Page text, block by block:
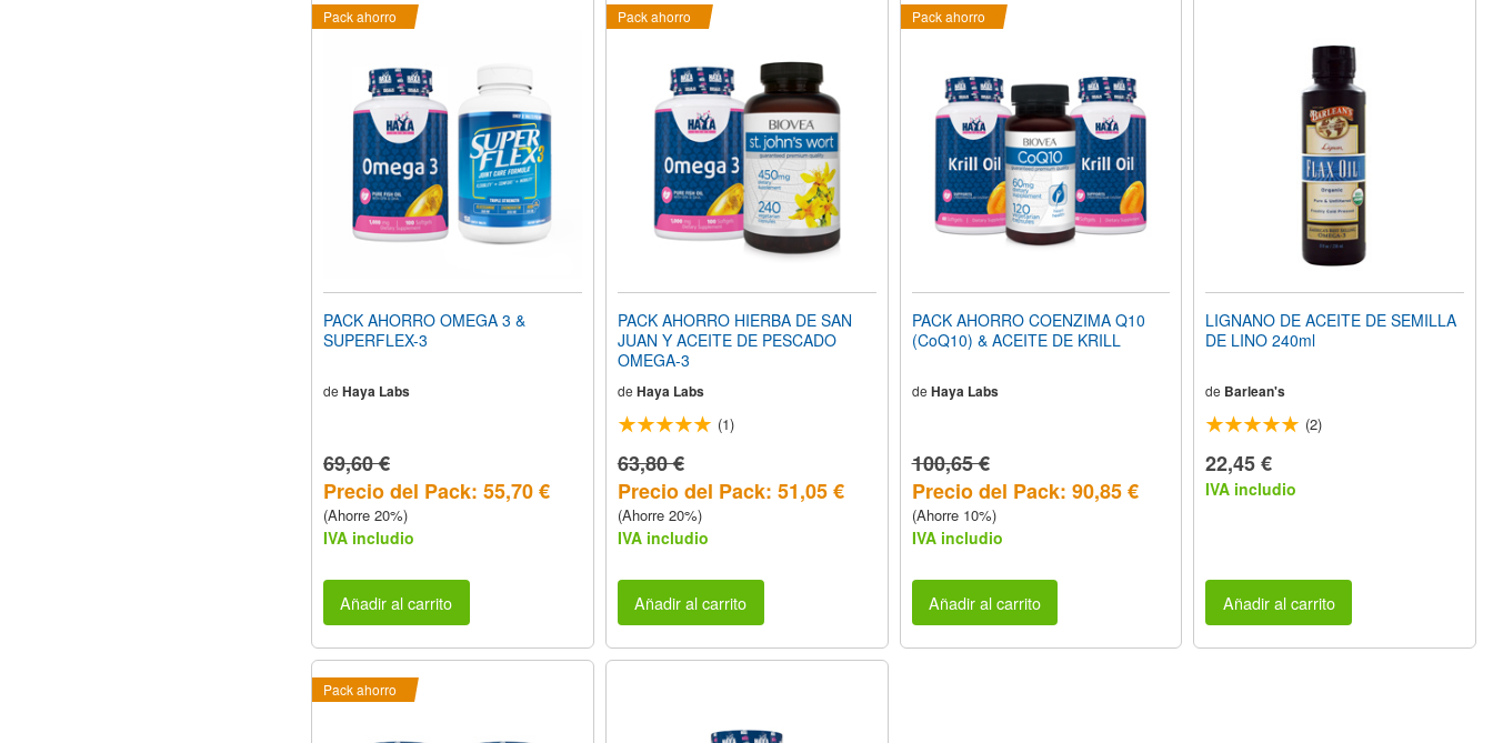
Pack ahorro
PACK AHORRO OMEGA 3 &
SUPERFLEX-3
de Haya Labs
69,60 €
Precio del Pack: 55,70 €
(Ahorre 20%)
IVA includio
Añadir al carrito
Pack ahorro
PACK AHORRO HIERBA DE SAN
JUAN Y ACEITE DE PESCADO
OMEGA-3
de Haya Labs
(1)
63,80 €
Precio del Pack: 51,05 €
(Ahorre 20%)
IVA includio
Añadir al carrito
Pack ahorro
PACK AHORRO COENZIMA Q10
(CoQ10) & ACEITE DE KRILL
de Haya Labs
100,65 €
Precio del Pack: 90,85 €
(Ahorre 10%)
IVA includio
Añadir al carrito
LIGNANO DE ACEITE DE SEMILLA
DE LINO 240ml
de Barlean's
(2)
22,45 €
IVA includio
Añadir al carrito
Pack ahorro